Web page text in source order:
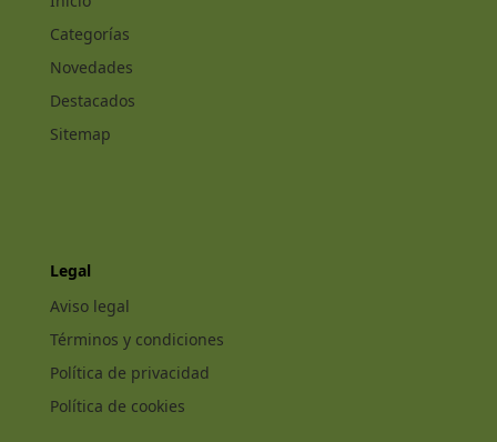
Categorías
Novedades
Destacados
Sitemap
Legal
Aviso legal
Términos y condiciones
Política de privacidad
Política de cookies